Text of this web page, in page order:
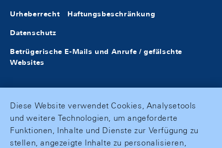
Urheberrecht Haftungsbeschränkung
Datenschutz
Betrügerische E-Mails und Anrufe / gefälschte
Websites
Diese Website verwendet Cookies, Analysetools
und weitere Technologien, um angeforderte
Funktionen, Inhalte und Dienste zur Verfügung zu
stellen, angezeigte Inhalte zu personalisieren,